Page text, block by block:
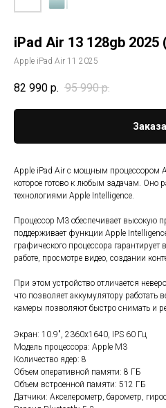
iPad Air 13 128gb 2025
Apple iPad Air 11 2025
82 990 р. 95 990 р.
Apple iPad Air с мощным процессором
которое готово к любым задачам. Оно
технологиями Apple Intelligence.
Процессор M3 обеспечивает высокую
поддерживает функции Apple
графического процессора
работе, просмотре видео, создании
При этом устройство отличается
что позволяет аккумулятору работать
камеры позволяют быстро снимать и
Экран: 10.9", 2360x1640, IPS 60 Гц
Модель процессора: Apple M3
Количество ядер: 8
Объем оперативной памяти: 8 ГБ
Объем встроенной памяти: 512 ГБ
Датчики: Акселерометр, барометр,